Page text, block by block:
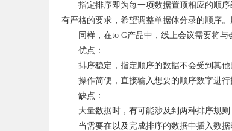
指定排序即为每一项数据置顶相应的顺
有严格的要求，希望调整单据体分录的顺序
同样，在to G产品中，线上会议需要将
优点：
排序稳定，指定顺序的数据不会受到其他
操作简便，直接输入想要的顺序数字进
缺点：
大量数据时，有可能涉及到两种排序规
当需要在以及完成排序的数据中插入数